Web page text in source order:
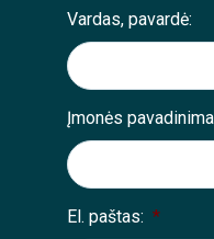
Vardas, pavardė:
Įmonės
El. paštas: *